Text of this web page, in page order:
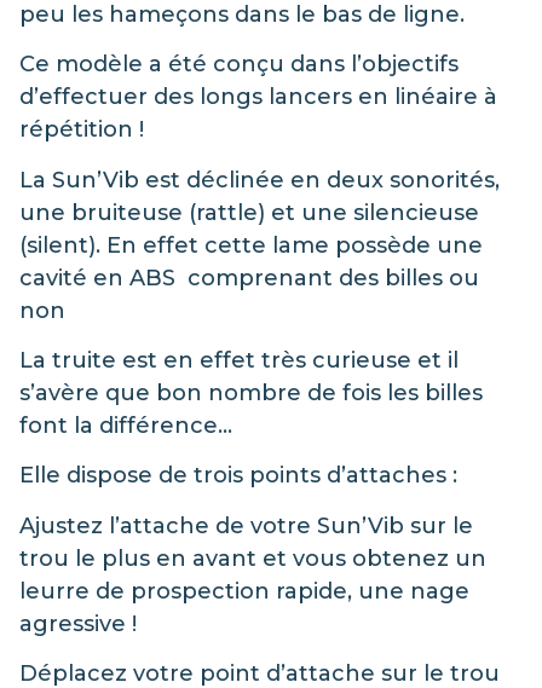
peu les hameçons dans le bas de ligne.
Ce modèle a été conçu dans l’objectifs
d’effectuer des longs lancers en linéaire à
répétition !
La Sun’Vib est déclinée en deux sonorités,
une bruiteuse (rattle) et une silencieuse
(silent). En effet cette lame possède une
cavité en ABS comprenant des billes ou
non
La truite est en effet très curieuse et il
s’avère que bon nombre de fois les billes
font la différence…
Elle dispose de trois points d’attaches :
Ajustez l’attache de votre Sun’Vib sur le
trou le plus en avant et vous obtenez un
leurre de prospection rapide, une nage
agressive !
Déplacez votre point d’attache sur le trou